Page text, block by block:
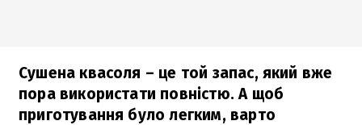
Сушена квасоля – це той запас, який вже
пора використати повністю. А щоб
приготування було легким, варто